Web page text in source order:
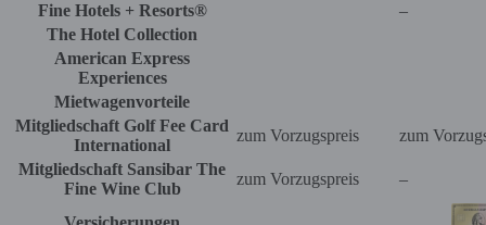
Fine Hotels + Resorts®
–
The Hotel Collection
American Express
Experiences
Mietwagenvorteile
Mitgliedschaft Golf Fee Card
International
zum Vorzugspreis
zum
Mitgliedschaft Sansibar The
Fine Wine Club
zum Vorzugspreis –